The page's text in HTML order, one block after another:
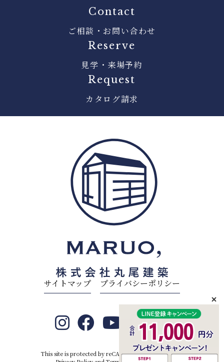
Contact
ご相談・お問い合わせ
Reserve
見学・来場予約
Request
カタログ請求
サイトマップ プライバシーポリシー
This site is protected by reCAPTCHA and the Google